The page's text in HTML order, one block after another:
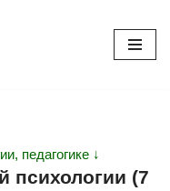
педагогике ↓
психологии (7